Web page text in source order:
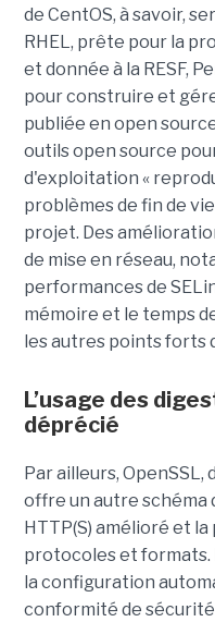
de CentOS, à savoir,
RHEL, prête pour la
et donnée à la RESF,
pour construire et
publiée en open
outils open source
d'exploitation «
problèmes de fin de
projet. Des
de mise en réseau,
performances de
mémoire et le temps
les autres points forts
L’usage des
déprécié
Par ailleurs, OpenSSL,
offre un autre schéma
HTTP(S) amélioré et
protocoles et formats.
la configuration
conformité de sécurité